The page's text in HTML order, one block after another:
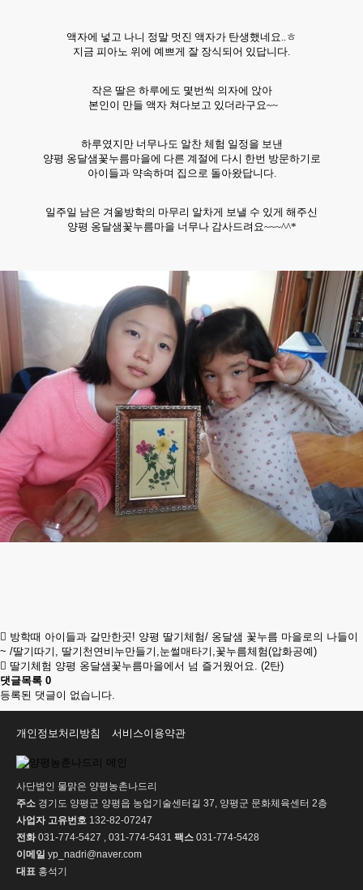
액자에 넣고 나니 정말 멋진 액자가 탄생했네요..ㅎ
지금 피아노 위에 예쁘게 잘 장식되어 있답니다.
작은 딸은 하루에도 몇번씩 의자에 앉아
본인이 만들 액자 쳐다보고 있더라구요~~
하루였지만 너무나도 알찬 체험 일정을 보낸
양평 옹달샘꽃누름마을에 다른 계절에 다시 한번 방문하기로
아이들과 약속하며 집으로 돌아왔답니다.
일주일 남은 겨울방학의 마무리 알차게 보낼 수 있게 해주신
양평 옹달샘꽃누름마을 너무나 감사드려요~~~^^*
방학때 아이들과 갈만한곳! 양평 딸기체험/ 옹달샘 꽃누름 마을로의 나들이
~ /딸기따기, 딸기천연비누만들기,눈썰매타기,꽃누름체험(압화공예)
딸기체험 양평 옹달샘꽃누름마을에서 넘 즐거웠어요. (2탄)
댓글목록 0
등록된 댓글이 없습니다.
개인정보처리방침 서비스이용약관
사단법인 물맑은 양평농촌나드리
주소 경기도 양평군 양평읍 농업기술센터길 37, 양평군 문화체육센터 2층
사업자 고유번호 132-82-07247
전화031-774-5427 , 031-774-5431 팩스 031-774-5428
이메일 yp_nadri@naver.com
대표 홍석기